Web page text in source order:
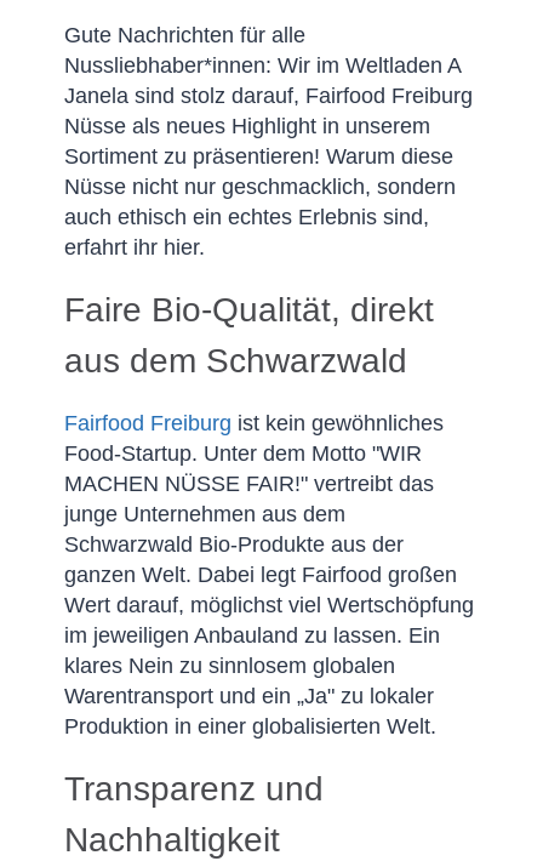
Gute Nachrichten für alle
Nussliebhaber*innen: Wir im Weltladen A
Janela sind stolz darauf, Fairfood Freiburg
Nüsse als neues Highlight in unserem
Sortiment zu präsentieren! Warum diese
Nüsse nicht nur geschmacklich, sondern
auch ethisch ein echtes Erlebnis sind,
erfahrt ihr hier.
Faire Bio-Qualität, direkt
aus dem Schwarzwald
Fairfood Freiburg ist kein gewöhnliches
Food-Startup. Unter dem Motto "WIR
MACHEN NÜSSE FAIR!" vertreibt das
junge Unternehmen aus dem
Schwarzwald Bio-Produkte aus der
ganzen Welt. Dabei legt Fairfood großen
Wert darauf, möglichst viel Wertschöpfung
im jeweiligen Anbauland zu lassen. Ein
klares Nein zu sinnlosem globalen
Warentransport und ein „Ja" zu lokaler
Produktion in einer globalisierten Welt.
Transparenz und
Nachhaltigkeit